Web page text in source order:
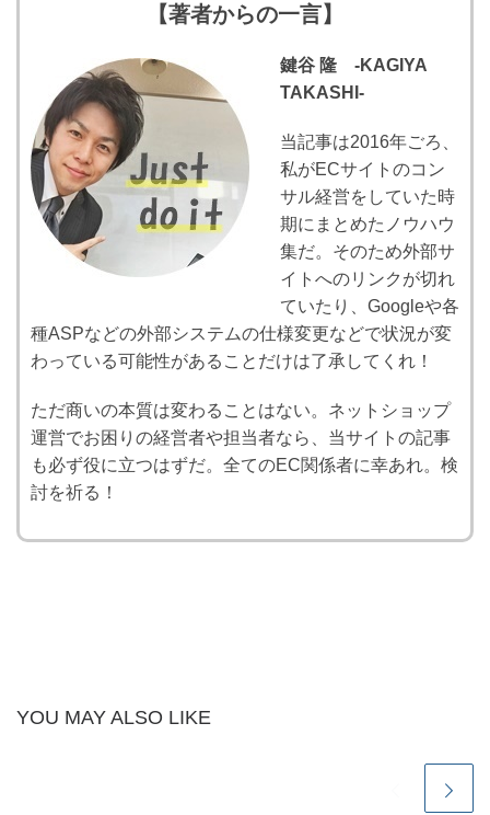
【著者からの一言】
鍵谷 隆 -KAGIYA
TAKASHI-
当記事は2016年ごろ、
私がECサイトのコン
サル経営をしていた時
期にまとめたノウハウ
集だ。そのため外部サ
イトへのリンクが切れ
ていたり、Googleや各
種ASPなどの外部システムの仕様変更などで状況が変
わっている可能性があることだけは了承してくれ！
ただ商いの本質は変わることはない。ネットショップ
運営でお困りの経営者や担当者なら、当サイトの記事
も必ず役に立つはずだ。全てのEC関係者に幸あれ。検
討を祈る！
YOU MAY ALSO LIKE